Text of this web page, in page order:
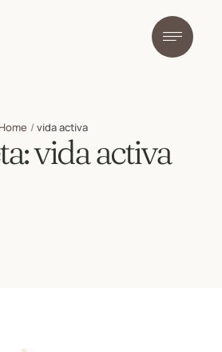
Home / vida activa
vida activa